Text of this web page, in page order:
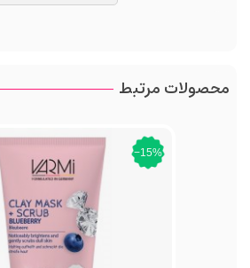
محصولات مرتبط
‎−15%